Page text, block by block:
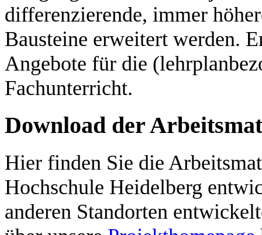
differenzierende, immer
Bausteine erweitert werden.
Angebote für die
Fachunterricht.
Download der
Hier finden Sie die
Hochschule Heidelberg
anderen Standorten